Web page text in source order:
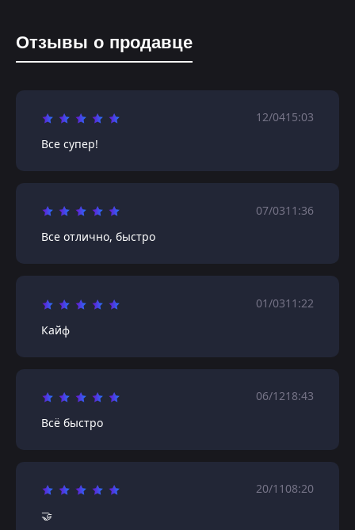
Отзывы о продавце
12/0415:03
Все супер!
07/0311:36
Все отлично, быстро
01/0311:22
Кайф
06/1218:43
Всё быстро
20/1108:20
🤝